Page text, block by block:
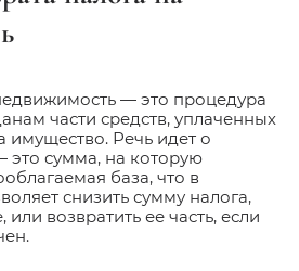
— это процедура
части средств, уплаченных
имущество. Речь идет о
это сумма, на которую
база, что в
снизить сумму налога,
возвратить ее часть, если